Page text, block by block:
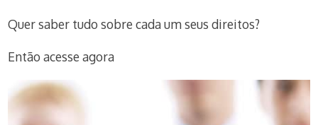
Quer saber tudo sobre cada um seus direitos?
Então acesse agora